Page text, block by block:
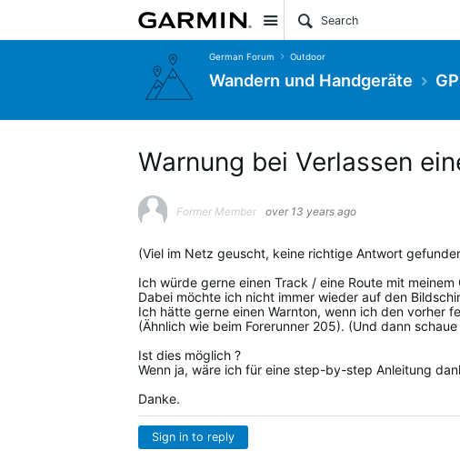
Site
German Forum Outdoor
Wandern und Handgeräte
Warnung bei Verlassen
Former Member over 13 years ago
(Viel im Netz geuscht, keine richtige Antwort
Ich würde gerne einen Track / eine Route mit meinem
Dabei möchte ich nicht immer wieder auf den
Ich hätte gerne einen Warnton, wenn ich den vorher
(Ähnlich wie beim Forerunner 205). (Und dann
Ist dies möglich ?
Wenn ja, wäre ich für eine step-by-step Anleitung
Danke.
Sign in to reply